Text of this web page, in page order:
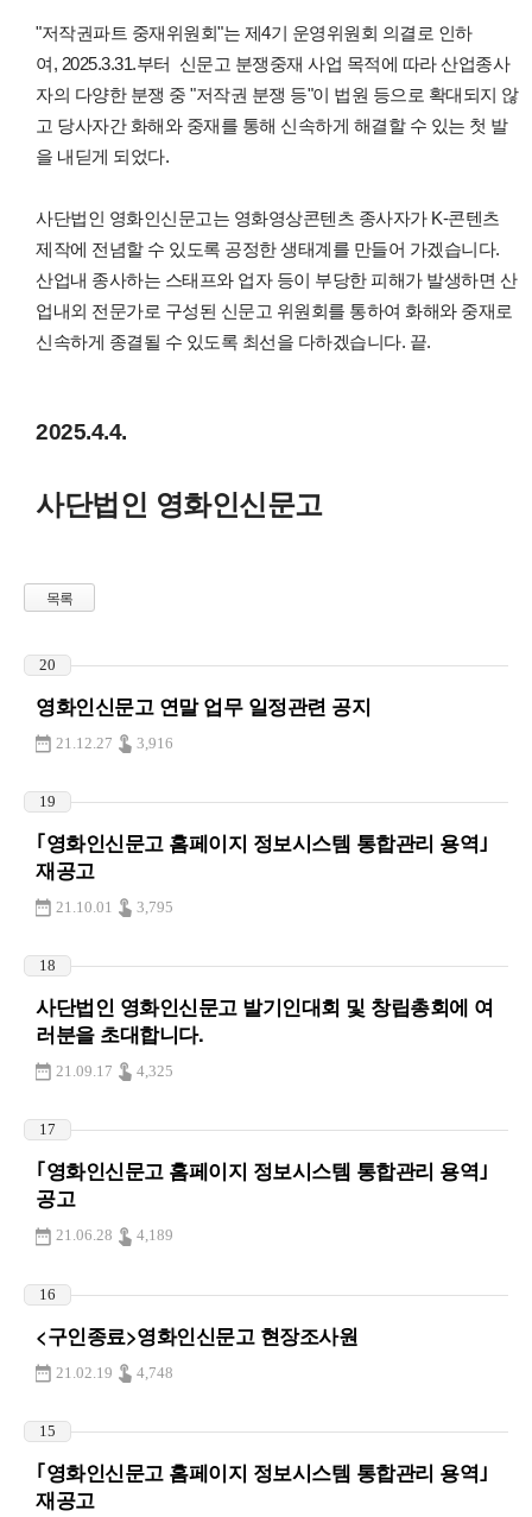
"저작권파트 중재위원회"는 제4기 운영위원회 의결로 인하
여, 2025.3.31.부터 신문고 분쟁중재 사업 목적에 따라 산업종사
자의 다양한 분쟁 중 "저작권 분쟁 등"이 법원 등으로 확대되지 않
고 당사자간 화해와 중재를 통해 신속하게 해결할 수 있는 첫 발
을 내딛게 되었다.
사단법인 영화인신문고는 영화영상콘텐츠 종사자가 K-콘텐츠
제작에 전념할 수 있도록 공정한 생태계를 만들어 가겠습니다.
산업내 종사하는 스태프와 업자 등이 부당한 피해가 발생하면 산
업내외 전문가로 구성된 신문고 위원회를 통하여 화해와 중재로
신속하게 종결될 수 있도록 최선을 다하겠습니다. 끝.
2025.4.4.
사단법인 영화인신문고
목록
20
영화인신문고 연말 업무 일정관련 공지
21.12.27 3,916
19
｢영화인신문고 홈페이지 정보시스템 통합관리 용역｣
재공고
21.10.01 3,795
18
사단법인 영화인신문고 발기인대회 및 창립총회에 여
러분을 초대합니다.
21.09.17 4,325
17
｢영화인신문고 홈페이지 정보시스템 통합관리 용역｣
공고
21.06.28 4,189
16
<구인종료>영화인신문고 현장조사원
21.02.19 4,748
15
｢영화인신문고 홈페이지 정보시스템 통합관리 용역｣
재공고